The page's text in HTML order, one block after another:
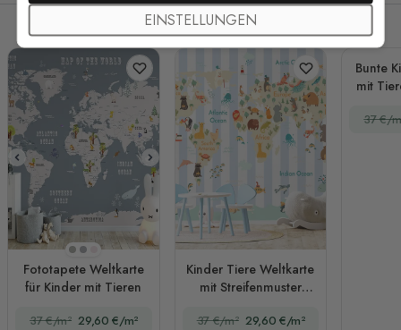
Beige
Schiefergrau
Rosa
Fototapete Weltkarte
für Kinder mit Tieren
37 €/m² 29,60 €/m²
Kinder Tiere Weltkarte
mit Streifenmuster
37 €/m² 29,60 €/m²
Bunte
mit
37 €/
EINSTELLUNGEN